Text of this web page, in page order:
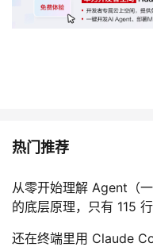
热门推荐
从零开始理解 Agent（
的底层原理，只有 115 行
还在终端里用 Claude